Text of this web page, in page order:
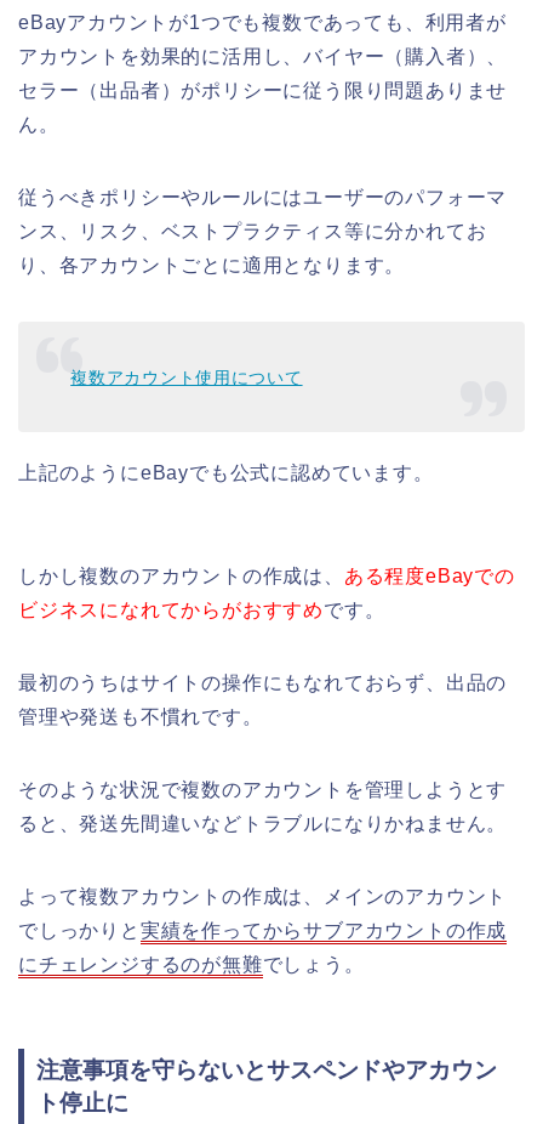
eBayアカウントが1つでも複数であっても、利用者が
アカウントを効果的に活用し、バイヤー（購入者）、
セラー（出品者）がポリシーに従う限り問題ありませ
ん。
従うべきポリシーやルールにはユーザーのパフォーマ
ンス、リスク、ベストプラクティス等に分かれてお
り、各アカウントごとに適用となります。
複数アカウント使用について
上記のようにeBayでも公式に認めています。
しかし複数のアカウントの作成は、 ある程度eBayでの
ビジネスになれてからがおすすめです。
最初のうちはサイトの操作にもなれておらず、出品の
管理や発送も不慣れです。
そのような状況で複数のアカウントを管理しようとす
ると、発送先間違いなどトラブルになりかねません。
よって複数アカウントの作成は、メインのアカウント
でしっかりと 実績を作ってからサブアカウントの作成
にチェレンジするのが無難でしょう。
注意事項を守らないとサスペンドやアカウン
ト停止に